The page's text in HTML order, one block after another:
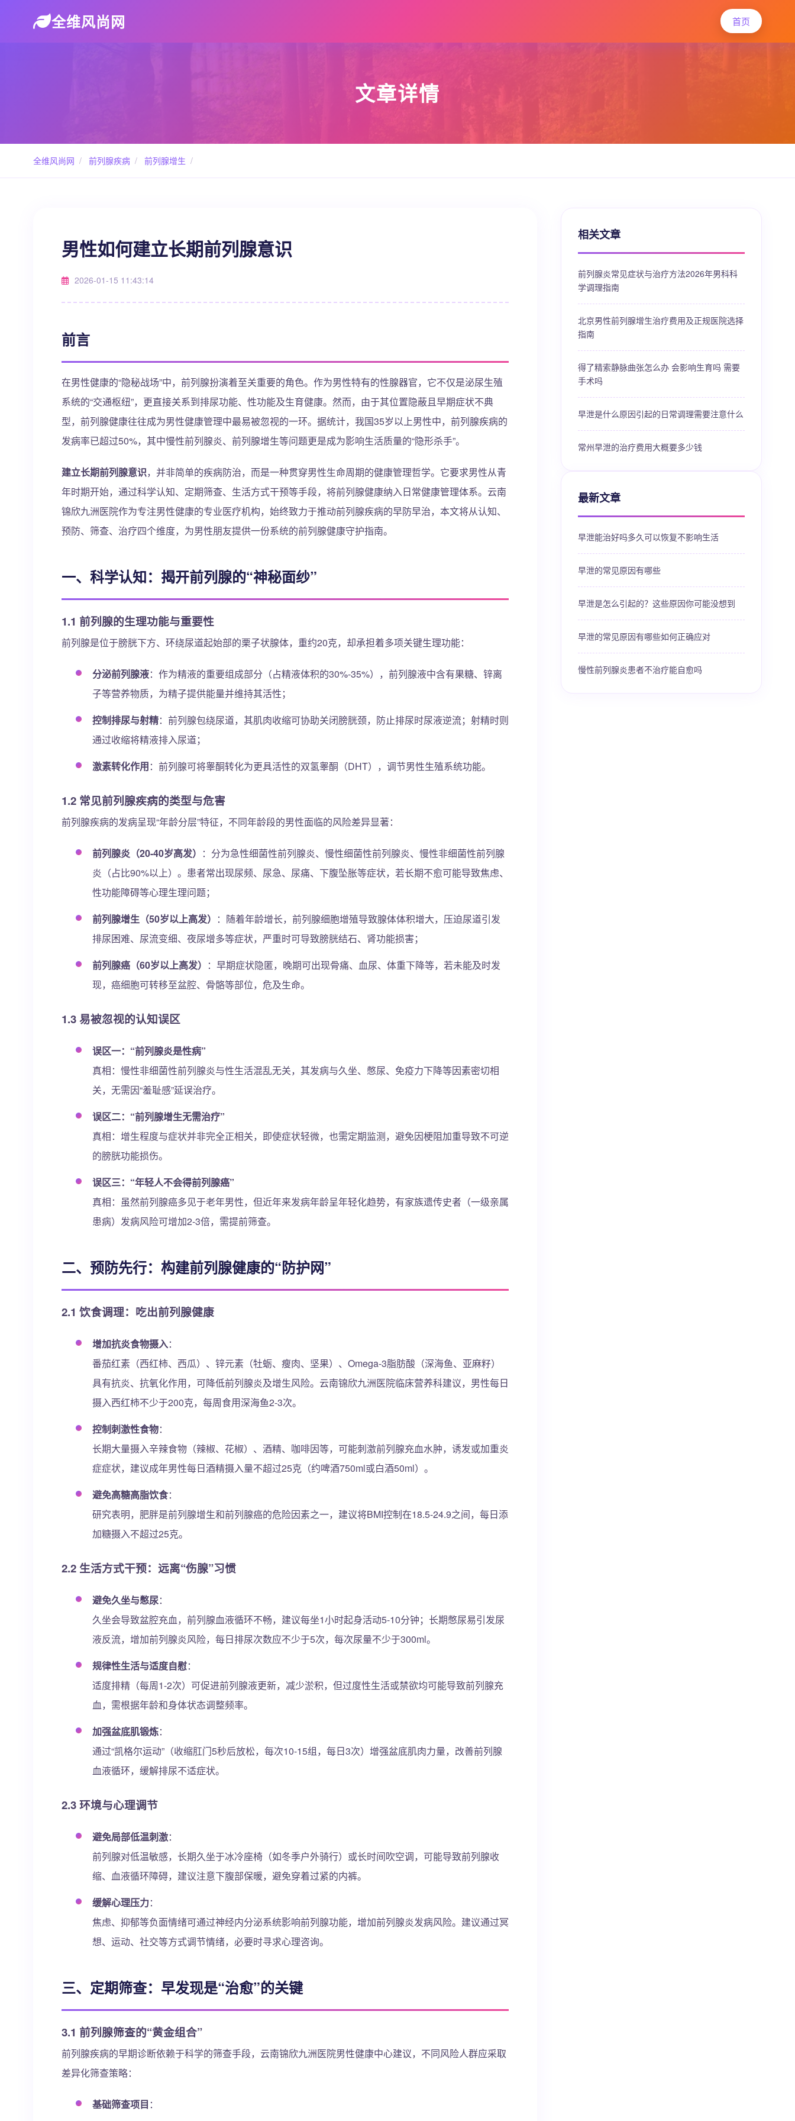
全维风尚网 首页
文章详情
全维风尚网 / 前列腺疾病 / 前列腺增生 /
男性如何建立长期前列腺意识
2026-01-15 11:43:14
前言
在男性健康的“隐秘战场”中，前列腺扮演着至关重要的角色。作为男性特有的性腺器官，它不仅是泌尿生殖
系统的“交通枢纽”，更直接关系到排尿功能、性功能及生育健康。然而，由于其位置隐蔽且早期症状不典
型，前列腺健康往往成为男性健康管理中最易被忽视的一环。据统计，我国35岁以上男性中，前列腺疾病的
发病率已超过50%，其中慢性前列腺炎、前列腺增生等问题更是成为影响生活质量的“隐形杀手”。
建立长期前列腺意识，并非简单的疾病防治，而是一种贯穿男性生命周期的健康管理哲学。它要求男性从青
年时期开始，通过科学认知、定期筛查、生活方式干预等手段，将前列腺健康纳入日常健康管理体系。云南
锦欣九洲医院作为专注男性健康的专业医疗机构，始终致力于推动前列腺疾病的早防早治，本文将从认知、
预防、筛查、治疗四个维度，为男性朋友提供一份系统的前列腺健康守护指南。
一、科学认知：揭开前列腺的“神秘面纱”
1.1 前列腺的生理功能与重要性
前列腺是位于膀胱下方、环绕尿道起始部的栗子状腺体，重约20克，却承担着多项关键生理功能：
分泌前列腺液：作为精液的重要组成部分（占精液体积的30%-35%），前列腺液中含有果糖、锌离
子等营养物质，为精子提供能量并维持其活性；
控制排尿与射精：前列腺包绕尿道，其肌肉收缩可协助关闭膀胱颈，防止排尿时尿液逆流；射精时则
通过收缩将精液排入尿道；
激素转化作用：前列腺可将睾酮转化为更具活性的双氢睾酮（DHT），调节男性生殖系统功能。
1.2 常见前列腺疾病的类型与危害
前列腺疾病的发病呈现“年龄分层”特征，不同年龄段的男性面临的风险差异显著：
前列腺炎（20-40岁高发） ：分为急性细菌性前列腺炎、慢性细菌性前列腺炎、慢性非细菌性前列腺
炎（占比90%以上）。患者常出现尿频、尿急、尿痛、下腹坠胀等症状，若长期不愈可能导致焦虑、
性功能障碍等心理生理问题；
前列腺增生（50岁以上高发） ：随着年龄增长，前列腺细胞增殖导致腺体体积增大，压迫尿道引发
排尿困难、尿流变细、夜尿增多等症状，严重时可导致膀胱结石、肾功能损害；
前列腺癌（60岁以上高发） ：早期症状隐匿，晚期可出现骨痛、血尿、体重下降等，若未能及时发
现，癌细胞可转移至盆腔、骨骼等部位，危及生命。
1.3 易被忽视的认知误区
误区一：“前列腺炎是性病”
真相：慢性非细菌性前列腺炎与性生活混乱无关，其发病与久坐、憋尿、免疫力下降等因素密切相
关，无需因“羞耻感”延误治疗。
误区二：“前列腺增生无需治疗”
真相：增生程度与症状并非完全正相关，即使症状轻微，也需定期监测，避免因梗阻加重导致不可逆
的膀胱功能损伤。
误区三：“年轻人不会得前列腺癌”
真相：虽然前列腺癌多见于老年男性，但近年来发病年龄呈年轻化趋势，有家族遗传史者（一级亲属
患病）发病风险可增加2-3倍，需提前筛查。
二、预防先行：构建前列腺健康的“防护网”
2.1 饮食调理：吃出前列腺健康
增加抗炎食物摄入：
番茄红素（西红柿、西瓜）、锌元素（牡蛎、瘦肉、坚果）、Omega-3脂肪酸（深海鱼、亚麻籽）
具有抗炎、抗氧化作用，可降低前列腺炎及增生风险。云南锦欣九洲医院临床营养科建议，男性每日
摄入西红柿不少于200克，每周食用深海鱼2-3次。
控制刺激性食物：
长期大量摄入辛辣食物（辣椒、花椒）、酒精、咖啡因等，可能刺激前列腺充血水肿，诱发或加重炎
症症状，建议成年男性每日酒精摄入量不超过25克（约啤酒750ml或白酒50ml）。
避免高糖高脂饮食：
研究表明，肥胖是前列腺增生和前列腺癌的危险因素之一，建议将BMI控制在18.5-24.9之间，每日添
加糖摄入不超过25克。
2.2 生活方式干预：远离“伤腺”习惯
避免久坐与憋尿：
久坐会导致盆腔充血，前列腺血液循环不畅，建议每坐1小时起身活动5-10分钟；长期憋尿易引发尿
液反流，增加前列腺炎风险，每日排尿次数应不少于5次，每次尿量不少于300ml。
规律性生活与适度自慰：
适度排精（每周1-2次）可促进前列腺液更新，减少淤积，但过度性生活或禁欲均可能导致前列腺充
血，需根据年龄和身体状态调整频率。
加强盆底肌锻炼：
通过“凯格尔运动”（收缩肛门5秒后放松，每次10-15组，每日3次）增强盆底肌肉力量，改善前列腺
血液循环，缓解排尿不适症状。
2.3 环境与心理调节
避免局部低温刺激：
前列腺对低温敏感，长期久坐于冰冷座椅（如冬季户外骑行）或长时间吹空调，可能导致前列腺收
缩、血液循环障碍，建议注意下腹部保暖，避免穿着过紧的内裤。
缓解心理压力：
焦虑、抑郁等负面情绪可通过神经内分泌系统影响前列腺功能，增加前列腺炎发病风险。建议通过冥
想、运动、社交等方式调节情绪，必要时寻求心理咨询。
三、定期筛查：早发现是“治愈”的关键
3.1 前列腺筛查的“黄金组合”
前列腺疾病的早期诊断依赖于科学的筛查手段，云南锦欣九洲医院男性健康中心建议，不同风险人群应采取
差异化筛查策略：
基础筛查项目 ：
相关文章
前列腺炎常见症状与治疗方法2026年男科科
学调理指南
北京男性前列腺增生治疗费用及正规医院选择
指南
得了精索静脉曲张怎么办 会影响生育吗 需要
手术吗
早泄是什么原因引起的日常调理需要注意什么
常州早泄的治疗费用大概要多少钱
最新文章
早泄能治好吗多久可以恢复不影响生活
早泄的常见原因有哪些
早泄是怎么引起的？这些原因你可能没想到
早泄的常见原因有哪些如何正确应对
慢性前列腺炎患者不治疗能自愈吗